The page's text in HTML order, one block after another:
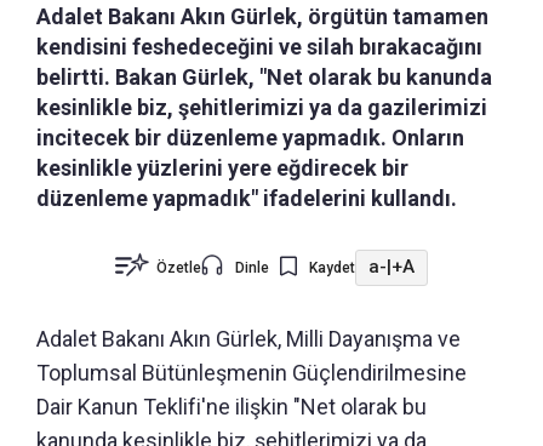
Adalet Bakanı Akın Gürlek, örgütün tamamen
kendisini feshedeceğini ve silah bırakacağını
belirtti. Bakan Gürlek, "Net olarak bu kanunda
kesinlikle biz, şehitlerimizi ya da gazilerimizi
incitecek bir düzenleme yapmadık. Onların
kesinlikle yüzlerini yere eğdirecek bir
düzenleme yapmadık" ifadelerini kullandı.
Özetle Dinle Kaydet a-|+A
Adalet Bakanı Akın Gürlek, Milli Dayanışma ve
Toplumsal Bütünleşmenin Güçlendirilmesine
Dair Kanun Teklifi'ne ilişkin "Net olarak bu
kanunda kesinlikle biz, şehitlerimizi ya da